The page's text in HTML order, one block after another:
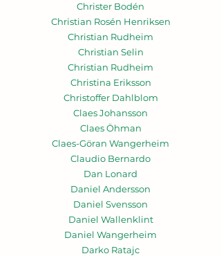
Christer Bodén
Christian Rosén Henriksen
Christian Rudheim
Christian Selin
Christian Rudheim
Christina Eriksson
Christoffer Dahlblom
Claes Johansson
Claes Öhman
Claes-Göran Wangerheim
Claudio Bernardo
Dan Lonard
Daniel Andersson
Daniel Svensson
Daniel Wallenklint
Daniel Wangerheim
Darko Ratajc